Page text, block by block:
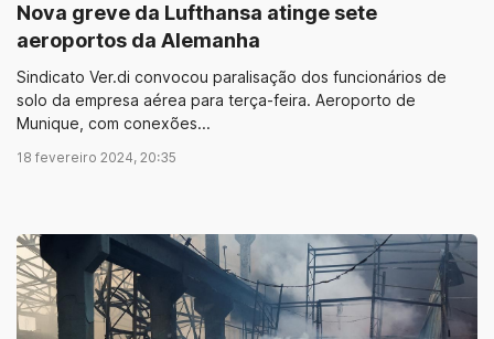
Nova greve da Lufthansa atinge sete
aeroportos da Alemanha
Sindicato Ver.di convocou paralisação dos funcionários de
solo da empresa aérea para terça-feira. Aeroporto de
Munique, com conexões...
18 fevereiro 2024, 20:35